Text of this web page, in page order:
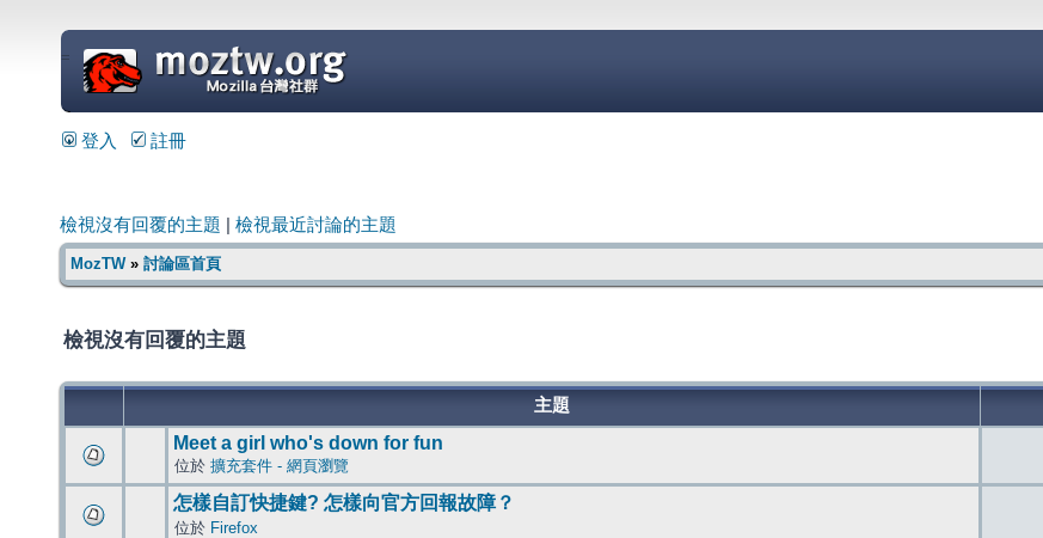
=
登入 註冊
檢視沒有回覆的主題 檢視最近討論的主題
MozTW» 討論區首頁
檢視沒有回覆的主題
主題
Meet a girl who's down for fun
位於 擴充套件 - 網頁瀏覽
怎樣自訂快捷鍵? 怎樣向官方回報故障？
位於 Firefox